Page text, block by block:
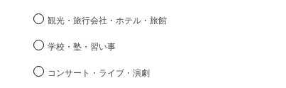
観光・旅行会社・ホテル・旅館
学校・塾・習い事
コンサート・ライブ・演劇